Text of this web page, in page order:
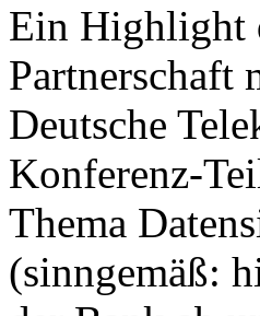
Ein Highlight
Partnerschaft
Deutsche
Konferenz-
Thema
(sinngemäß: